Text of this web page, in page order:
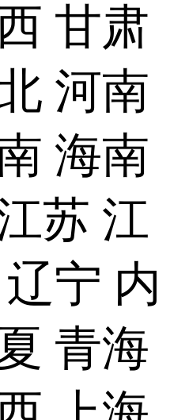
甘肃
河南
海南
苏 江
辽宁 内
青海